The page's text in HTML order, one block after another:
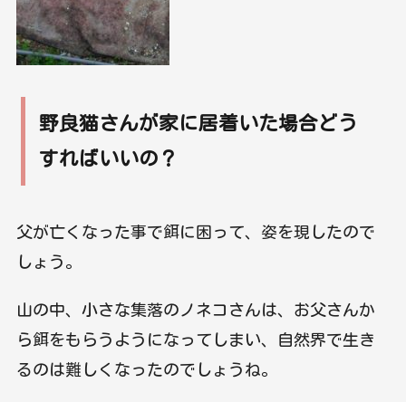
野良猫さんが家に居着いた場合どう
すればいいの？
父が亡くなった事で餌に困って、姿を現したので
しょう。
山の中、小さな集落のノネコさんは、お父さんか
ら餌をもらうようになってしまい、自然界で生き
るのは難しくなったのでしょうね。